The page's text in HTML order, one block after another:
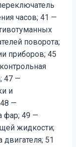
часов; 41 —
поворота;
приборов; 45
47 —
и
—
фар; 49 —
жидкости;
51